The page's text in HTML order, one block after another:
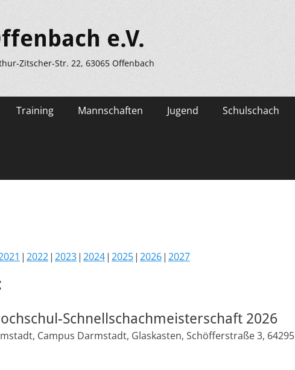
e.V.
Zitscher-Str. 22, 63065 Offenbach
Training Mannschaften Jugend Schulschach
2022 2023 2024 2025 2026 2027
Schnellschachmeisterschaft 2026
Campus Darmstadt, Glaskasten, Schöfferstraße 3, 64295